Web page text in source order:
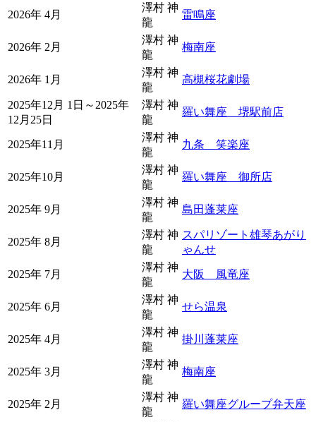
2026年 4月
澤村 神
龍
雷鳴座
2026年 2月
澤村 神
龍
梅南座
2026年 1月
澤村 神
龍
高槻桜花劇場
2025年12月 1日～2025年
12月25日
澤村 神
龍
羅い舞座 堺駅前店
2025年11月
澤村 神
龍
九条 笑楽座
2025年10月
澤村 神
龍
羅い舞座 御所店
2025年 9月
澤村 神
龍
島田蓬莱座
2025年 8月
澤村 神
龍
スパリゾート雄琴あがり
ゃんせ
2025年 7月
澤村 神
龍
大阪 風竜座
2025年 6月
澤村 神
龍
せら温泉
2025年 4月
澤村 神
龍
掛川蓬莱座
2025年 3月
澤村 神
龍
梅南座
2025年 2月
澤村 神
龍
羅い舞座グループ弁天座